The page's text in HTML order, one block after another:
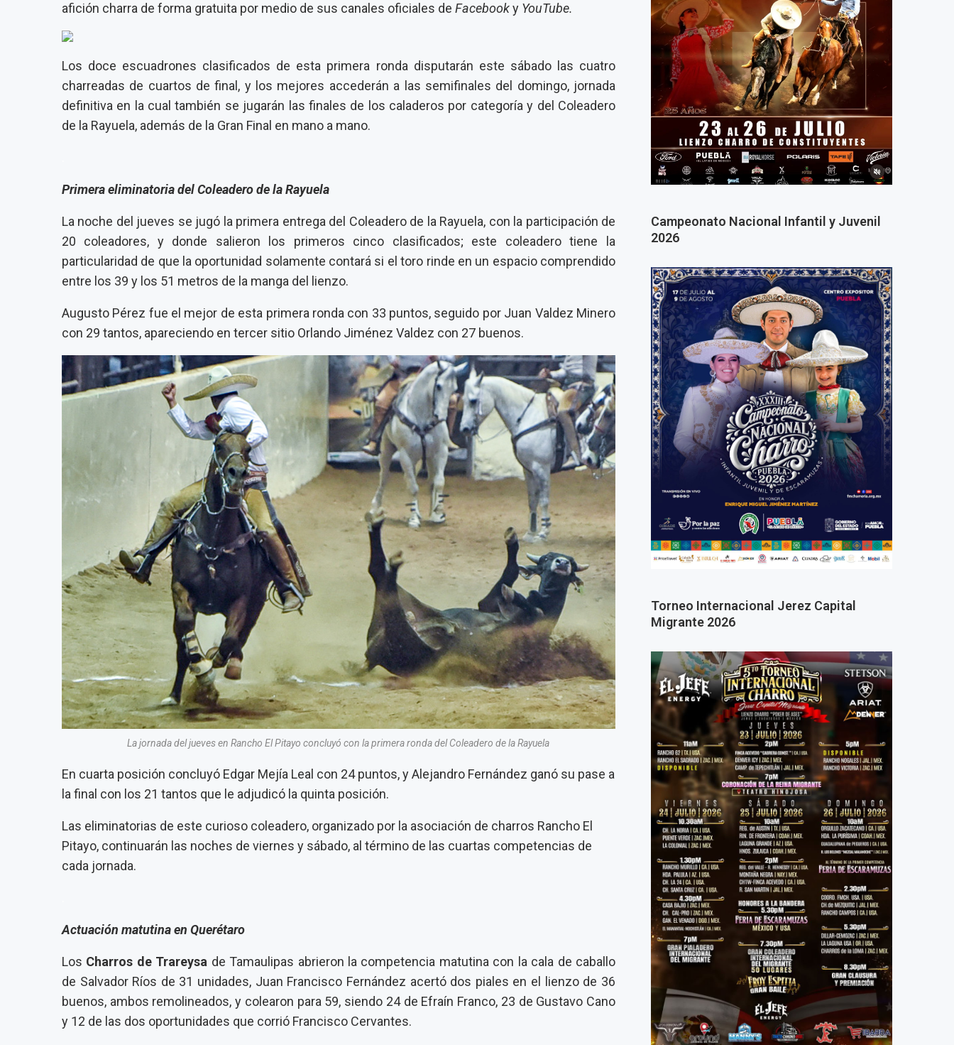
afición charra de forma gratuita por medio de sus canales oficiales de Facebooky YouTube.
Los doce escuadrones clasificados de esta primera ronda disputarán este sábado las cuatro
charreadas de cuartos de final, y los mejores accederán a las semifinales del domingo, jornada
definitiva en la cual también se jugarán las finales de los caladeros por categoría y del Coleadero
de la Rayuela, además de la Gran Final en mano a mano.
Primera eliminatoria del Coleadero de la Rayuela
La noche del jueves se jugó la primera entrega del Coleadero de la Rayuela, con la participación de
20 coleadores, y donde salieron los primeros cinco clasificados; este coleadero tiene la
particularidad de que la oportunidad solamente contará si el toro rinde en un espacio comprendido
entre los 39 y los 51 metros de la manga del lienzo.
Augusto Pérez fue el mejor de esta primera ronda con 33 puntos, seguido por Juan Valdez Minero
con 29 tantos, apareciendo en tercer sitio Orlando Jiménez Valdez con 27 buenos.
La jornada del jueves en Rancho El Pitayo concluyó con la primera ronda del Coleadero de la Rayuela
En cuarta posición concluyó Edgar Mejía Leal con 24 puntos, y Alejandro Fernández ganó su pase a
la final con los 21 tantos que le adjudicó la quinta posición.
Las eliminatorias de este curioso coleadero, organizado por la asociación de charros Rancho El
Pitayo, continuarán las noches de viernes y sábado, al término de las cuartas competencias de
cada jornada.
Actuación matutina en Querétaro
Los Charros de Trareysa de Tamaulipas abrieron la competencia matutina con la cala de caballo
de Salvador Ríos de 31 unidades, Juan Francisco Fernández acertó dos piales en el lienzo de 36
buenos, ambos remolineados, y colearon para 59, siendo 24 de Efraín Franco, 23 de Gustavo Cano
y 12 de las dos oportunidades que corrió Francisco Cervantes.
Campeonato Nacional Infantil y Juvenil
2026
Torneo Internacional Jerez Capital
Migrante 2026